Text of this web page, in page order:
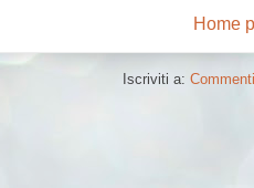
Home
Iscriviti a: